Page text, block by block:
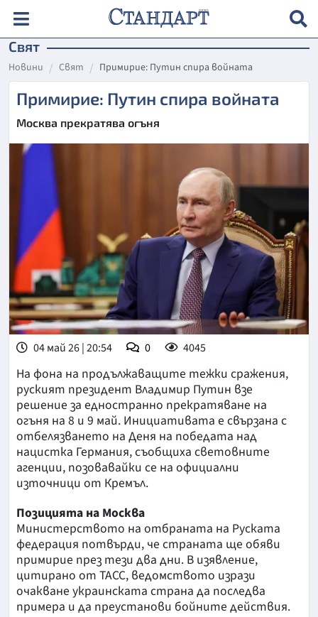
Свят
Новини Свят Примирие: Путин спира войната
Примирие: Путин спира войната
Москва прекратява огъня
04 май 26 | 20:54 0 4045
На фона на продължаващите тежки сражения,
руският президент Владимир Путин взе
решение за едностранно прекратяване на
огъня на 8 и 9 май. Инициативата е свързана с
отбелязването на Деня на победата над
нацистка Германия, съобщиха световните
агенции, позовавайки се на официални
източници от Кремъл.
Позицията на Москва
Министерството на отбраната на Руската
федерация потвърди, че страната ще обяви
примирие през тези два дни. В изявление,
цитирано от ТАСС, ведомството изрази
очакване украинската страна да последва
примера и да преустанови бойните действия.